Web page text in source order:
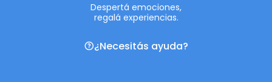
Despertá emociones,
regalá experiencias.
¿Necesitás ayuda?